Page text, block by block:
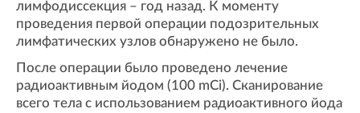
лимфодиссекция – год назад. К моменту
проведения первой операции подозрительных
лимфатических узлов обнаружено не было.
После операции было проведено лечение
радиоактивным йодом (100 mCi). Сканирование
всего тела с использованием радиоактивного йода